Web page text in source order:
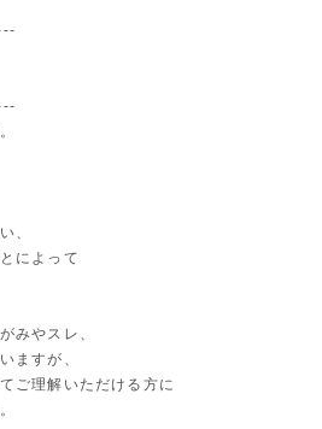
、
によって
みやスレ、
ますが、
ご理解いただける方に